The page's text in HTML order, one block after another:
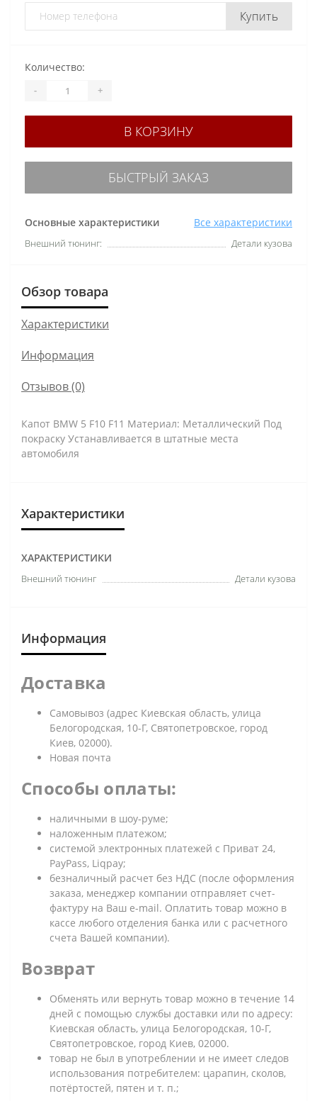
Купить
Основные характеристики Все характеристики
Внешний тюнинг: Детали кузова
Количество:
- +
В КОРЗИНУ
БЫСТРЫЙ ЗАКАЗ
Обзор товара
Характеристики
Информация
Отзывов (0)
Капот BMW 5 F10 F11 Материал: Металлический Под
покраску Устанавливается в штатные места
автомобиля
Характеристики
ХАРАКТЕРИСТИКИ
Внешний тюнинг Детали кузова
Информация
Доставка
Самовывоз (адрес Киевская область, улица
Белогородская, 10-Г, Святопетровское, город
Киев, 02000).
Новая почта
Способы оплаты:
наличными в шоу-руме;
наложенным платежом;
системой электронных платежей с Приват 24,
PayPass, Liqpay;
безналичный расчет без НДС (после оформления
заказа, менеджер компании отправляет счет-
фактуру на Ваш e-mail. Оплатить товар можно в
кассе любого отделения банка или с расчетного
счета Вашей компании).
Возврат
Обменять или вернуть товар можно в течение 14
дней с помощью службы доставки или по адресу:
Киевская область, улица Белогородская, 10-Г,
Святопетровское, город Киев, 02000.
товар не был в употреблении и не имеет следов
использования потребителем: царапин, сколов,
потёртостей, пятен и т. п.;